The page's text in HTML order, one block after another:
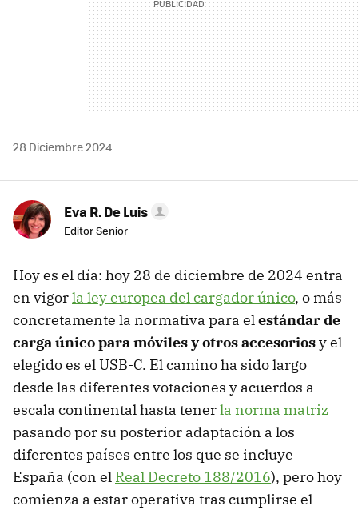
28 Diciembre 2024
Eva R. De Luis
Editor Senior
Hoy es el día: hoy 28 de diciembre de 2024 entra
en vigorla ley europea del cargador único, o más
concretamente la normativa para elestándar de
carga único para móviles y otros accesoriosy el
elegido es el USB-C. El camino ha sido largo
desde las diferentes votaciones y acuerdos a
escala continental hasta tenerla norma matriz
pasando por su posterior adaptación a los
diferentes países entre los que se incluye
España (con el Real Decreto 188/2016), pero hoy
comienza a estar operativa tras cumplirse el